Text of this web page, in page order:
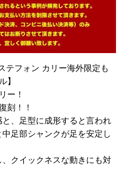
テフォン カリー海外限定も
】
ー！
刻！！
、足型に成形すると言われ
足部シャンクが足を安定し
クイックネスな動きにも対